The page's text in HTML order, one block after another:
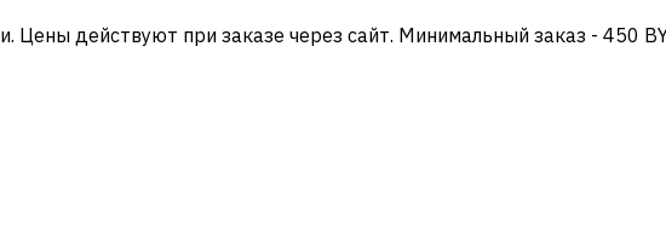
Цены действуют при заказе через сайт. Минимальный заказ - 450